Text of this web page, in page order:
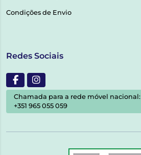
Condições de Envio
Redes Sociais
Chamada para a rede móvel nacional:
+351 965 055 059